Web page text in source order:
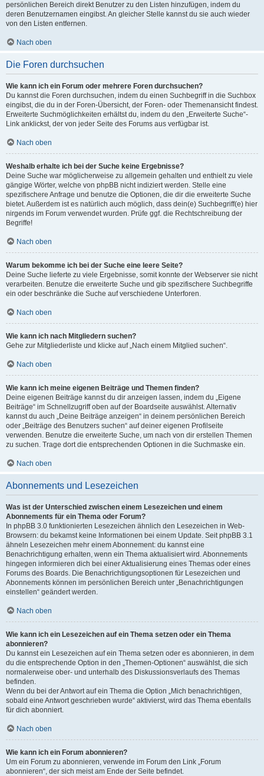
persönlichen Bereich direkt Benutzer zu den Listen hinzufügen, indem du
deren Benutzernamen eingibst. An gleicher Stelle kannst du sie auch wieder
von den Listen entfernen.
Nach oben
Die Foren durchsuchen
Wie kann ich ein Forum oder mehrere Foren durchsuchen?
Du kannst die Foren durchsuchen, indem du einen Suchbegriff in die Suchbox
eingibst, die du in der Foren-Übersicht, der Foren- oder Themenansicht findest.
Erweiterte Suchmöglichkeiten erhältst du, indem du den „Erweiterte Suche“-
Link anklickst, der von jeder Seite des Forums aus verfügbar ist.
Nach oben
Weshalb erhalte ich bei der Suche keine Ergebnisse?
Deine Suche war möglicherweise zu allgemein gehalten und enthielt zu viele
gängige Wörter, welche von phpBB nicht indiziert werden. Stelle eine
spezifischere Anfrage und benutze die Optionen, die dir die erweiterte Suche
bietet. Außerdem ist es natürlich auch möglich, dass dein(e) Suchbegriff(e) hier
nirgends im Forum verwendet wurden. Prüfe ggf. die Rechtschreibung der
Begriffe!
Nach oben
Warum bekomme ich bei der Suche eine leere Seite?
Deine Suche lieferte zu viele Ergebnisse, somit konnte der Webserver sie nicht
verarbeiten. Benutze die erweiterte Suche und gib spezifischere Suchbegriffe
ein oder beschränke die Suche auf verschiedene Unterforen.
Nach oben
Wie kann ich nach Mitgliedern suchen?
Gehe zur Mitgliederliste und klicke auf „Nach einem Mitglied suchen“.
Nach oben
Wie kann ich meine eigenen Beiträge und Themen finden?
Deine eigenen Beiträge kannst du dir anzeigen lassen, indem du „Eigene
Beiträge“ im Schnellzugriff oben auf der Boardseite auswählst. Alternativ
kannst du auch „Deine Beiträge anzeigen“ in deinem persönlichen Bereich
oder „Beiträge des Benutzers suchen“ auf deiner eigenen Profilseite
verwenden. Benutze die erweiterte Suche, um nach von dir erstellen Themen
zu suchen. Trage dort die entsprechenden Optionen in die Suchmaske ein.
Nach oben
Abonnements und Lesezeichen
Was ist der Unterschied zwischen einem Lesezeichen und einem
Abonnements für ein Thema oder Forum?
In phpBB 3.0 funktionierten Lesezeichen ähnlich den Lesezeichen in Web-
Browsern: du bekamst keine Informationen bei einem Update. Seit phpBB 3.1
ähneln Lesezeichen mehr einem Abonnement: du kannst eine
Benachrichtigung erhalten, wenn ein Thema aktualisiert wird. Abonnements
hingegen informieren dich bei einer Aktualisierung eines Themas oder eines
Forums des Boards. Die Benachrichtigungsoptionen für Lesezeichen und
Abonnements können im persönlichen Bereich unter „Benachrichtigungen
einstellen“ geändert werden.
Nach oben
Wie kann ich ein Lesezeichen auf ein Thema setzen oder ein Thema
abonnieren?
Du kannst ein Lesezeichen auf ein Thema setzen oder es abonnieren, in dem
du die entsprechende Option in den „Themen-Optionen“ auswählst, die sich
normalerweise ober- und unterhalb des Diskussionsverlaufs des Themas
befinden.
Wenn du bei der Antwort auf ein Thema die Option „Mich benachrichtigen,
sobald eine Antwort geschrieben wurde“ aktivierst, wird das Thema ebenfalls
für dich abonniert.
Nach oben
Wie kann ich ein Forum abonnieren?
Um ein Forum zu abonnieren, verwende im Forum den Link „Forum
abonnieren“, der sich meist am Ende der Seite befindet.